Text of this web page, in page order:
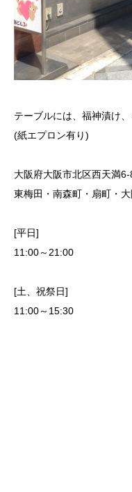
テーブルには、福神漬け
(紙エプロン有り)
大阪府大阪市北区西天満
東梅田・南森町・扇町・
[平日]
11:00～21:00
[土、祝祭日]
11:00～15:30